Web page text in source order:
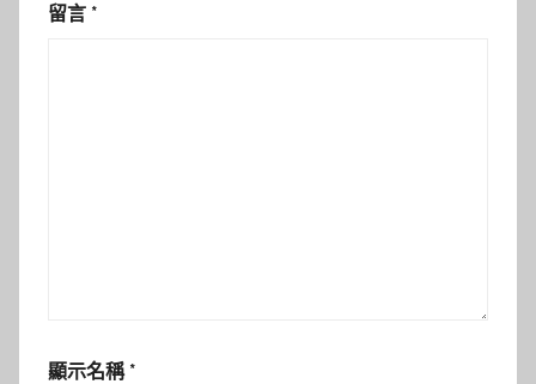
留言 *
顯示名稱 *